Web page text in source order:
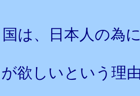
は、日本人の為
欲しいという理